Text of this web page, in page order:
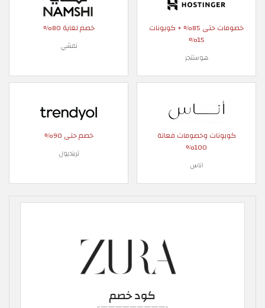
خصومات حتى 85% + كوبونات
15%
هوستنجر
خصم لغاية 80%
نمشي
كوبونات وخصومات فعالة
100%
اناس
خصم حتى 90%
ترينديول